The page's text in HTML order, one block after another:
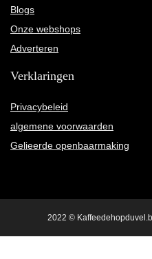
Blogs
Onze webshops
Adverteren
Verklaringen
Privacybeleid
algemene voorwaarden
Gelieerde openbaarmaking
2022 ©